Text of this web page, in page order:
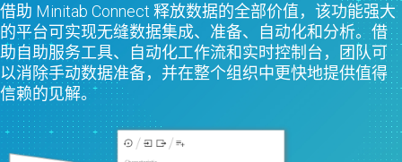
借助 Minitab Connect 释放数据的全部价值，该功能强大
的平台可实现无缝数据集成、准备、自动化和分析。借
助自助服务工具、自动化工作流和实时控制台，团队可
以消除手动数据准备，并在整个组织中更快地提供值得
信赖的见解。